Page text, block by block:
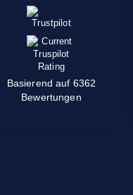
Basierend auf 6362
Bewertungen